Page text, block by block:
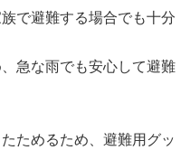
で避難する場合でも十分
急な雨でも安心して避難
ためるため、避難用グッ